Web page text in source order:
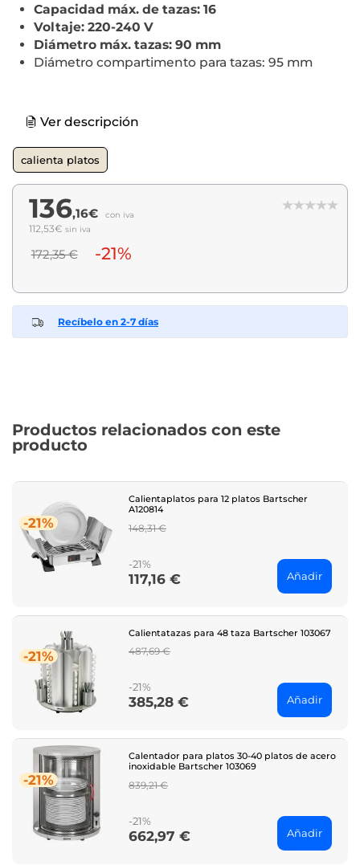
Capacidad máx. de tazas: 16
Voltaje: 220-240 V
Diámetro máx. tazas: 90 mm
Diámetro compartimento para tazas: 95 mm
Ver descripción
calienta platos
136,16€ con iva
112,53€ sin iva
172,35 € -21%
Recíbelo en 2-7 días
Productos relacionados con este
producto
-21%
Calientaplatos para 12 platos Bartscher
A120814
Regular
148,31 €
-21%
Price
117,16 € Añadir
-21%
Calientatazas para 48 taza Bartscher 103067
Regular
487,69 €
-21%
Price
385,28 € Añadir
-21%
Calentador para platos 30-40 platos de acero
inoxidable Bartscher 103069
Regular
839,21 €
-21%
Price
662,97 € Añadir